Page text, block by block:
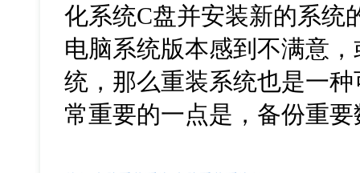
化系统C盘并安装新的系统
电脑系统版本感到不满意
统，那么重装系统也是一
常重要的一点是，备份重